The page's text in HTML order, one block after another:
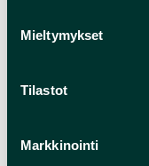
Mieltymykset
Tilastot
Markkinointi
tulee esittää
Rekisterin
Rekisteri on